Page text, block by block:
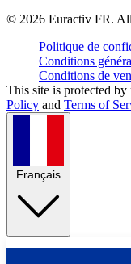
© 2026 Euractiv FR.
Politique de
Conditions
Conditions de
This site is protected
Policy and Terms of
Français